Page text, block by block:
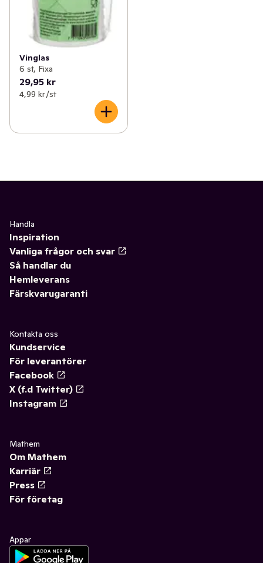
Vinglas
6 st, Fixa
29,95 kr
4,99 kr /st
Handla
Inspiration
Vanliga frågor och svar
Så handlar du
Hemleverans
Färskvarugaranti
Kontakta oss
Kundservice
För leverantörer
Facebook
X (f.d Twitter)
Instagram
Mathem
Om Mathem
Karriär
Press
För företag
Appar